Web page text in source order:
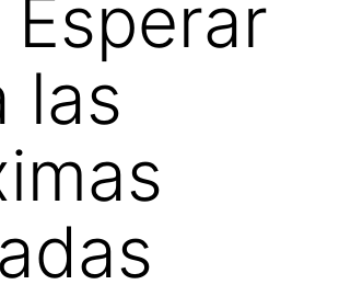
Esperar
las